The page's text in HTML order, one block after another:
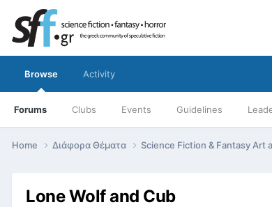
Browse
Forums Clubs Events Guidelines
Activity
Home Διάφορα Θέματα Science Fiction & Fantasy Art
Lone Wolf and Cub